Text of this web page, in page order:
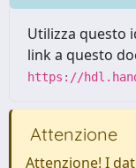
Utilizza questo
link a questo
https://
Attenzione
Attenzione! I